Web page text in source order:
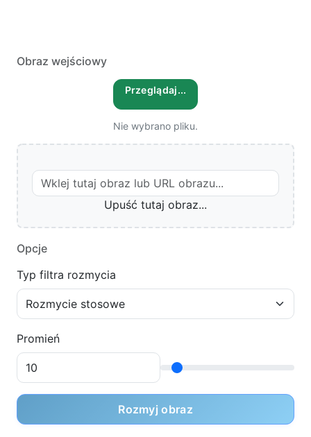
Obraz wejściowy
Przeglądaj...
Nie wybrano pliku.
Upuść tutaj obraz...
Opcje
Typ filtra rozmycia
Promień
Rozmyj obraz